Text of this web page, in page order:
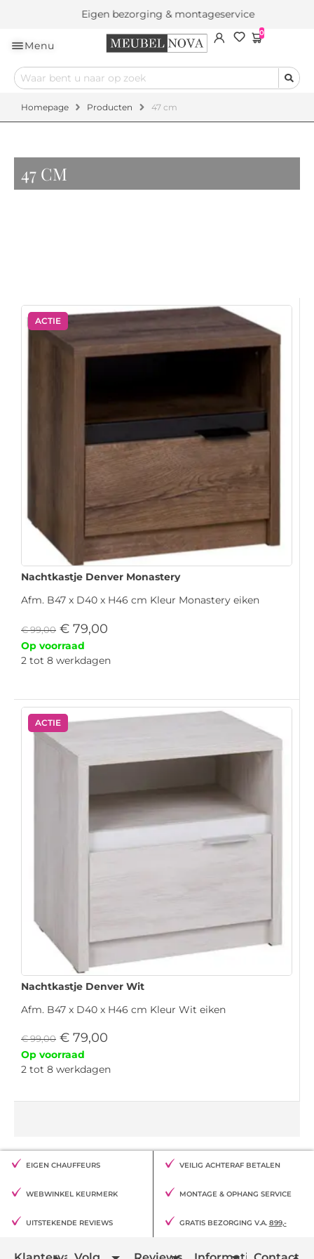
Eigen bezorging & montageservice
Menu
0
Homepage Producten 47 cm
47 CM
ACTIE
Nachtkastje Denver Monastery
Afm. B47 x D40 x H46 cm Kleur Monastery eiken
€99,00 € 79,00
Op voorraad
2 tot 8 werkdagen
ACTIE
Nachtkastje Denver Wit
Afm. B47 x D40 x H46 cm Kleur Wit eiken
€99,00 € 79,00
Op voorraad
2 tot 8 werkdagen
EIGEN CHAUFFEURS VEILIG ACHTERAF BETALEN
WEBWINKEL KEURMERK MONTAGE & OPHANG SERVICE
UITSTEKENDE REVIEWS GRATIS BEZORGING V.A. 899,-